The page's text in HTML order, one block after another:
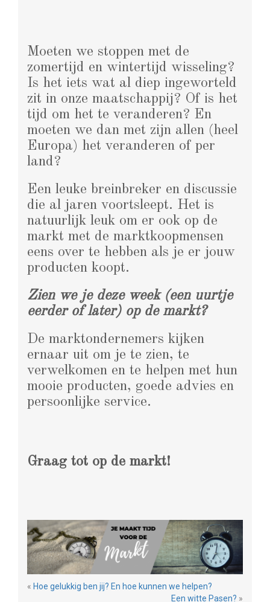
Moeten we stoppen met de
zomertijd en wintertijd wisseling?
Is het iets wat al diep ingeworteld
zit in onze maatschappij? Of is het
tijd om het te veranderen? En
moeten we dan met zijn allen (heel
Europa) het veranderen of per
land?
Een leuke breinbreker en discussie
die al jaren voortsleept. Het is
natuurlijk leuk om er ook op de
markt met de marktkoopmensen
eens over te hebben als je er jouw
producten koopt.
Zien we je deze week (een uurtje
eerder of later) op de markt?
De marktondernemers kijken
ernaar uit om je te zien, te
verwelkomen en te helpen met hun
mooie producten, goede advies en
persoonlijke service.
Graag tot op de markt!
« Hoe gelukkig ben jij? En hoe kunnen we helpen?
Een witte Pasen? »